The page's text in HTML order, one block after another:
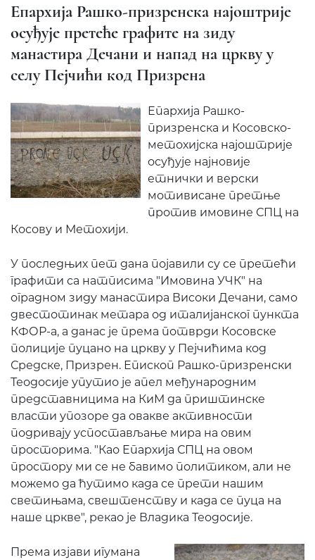
Епархија Рашко-призренска најоштрије
осуђује претеће графите на зиду
манастира Дечани и напад на цркву у
селу Пејчићи код Призрена
Епархија Рашко-
призренска и Косовско-
метохијска најоштрије
осуђује најновије
етнички и верски
мотивисане претње
против имовине СПЦ на
Косову и Метохији.
У последњих пет дана појавили су се претећи
графити са натписима "Имовина УЧК" на
оградном зиду манастира Високи Дечани, само
двестотинак метара од италијанског пункта
КФОР-а, а данас је према потврди Косовске
полиције пуцано на цркву у Пејчићима код
Средске, Призрен. Епископ Рашко-призренски
Теодосије упутио је апел међународним
представницима на КиМ да приштинске
власти упозоре да овакве активности
подривају успостављање мира на овим
просторима. "Као Епархија СПЦ на овом
простору ми се не бавимо политиком, али не
можемо да ћутимо када се прети нашим
светињама, свештенству и када се пуца на
наше цркве", рекао је Владика Теодосије.
Према изјави игумана